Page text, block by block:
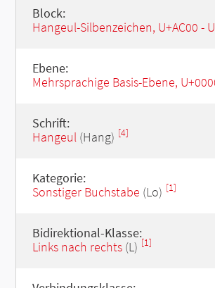
Block:
Hangeul-Silbenzeichen, U+AC00 -
Ebene:
Mehrsprachige Basis-Ebene,
Schrift:
Hangeul(Hang) [4]
Kategorie:
Sonstiger Buchstabe (Lo) [1]
Bidirektional-Klasse:
Links nach rechts(L) [1]